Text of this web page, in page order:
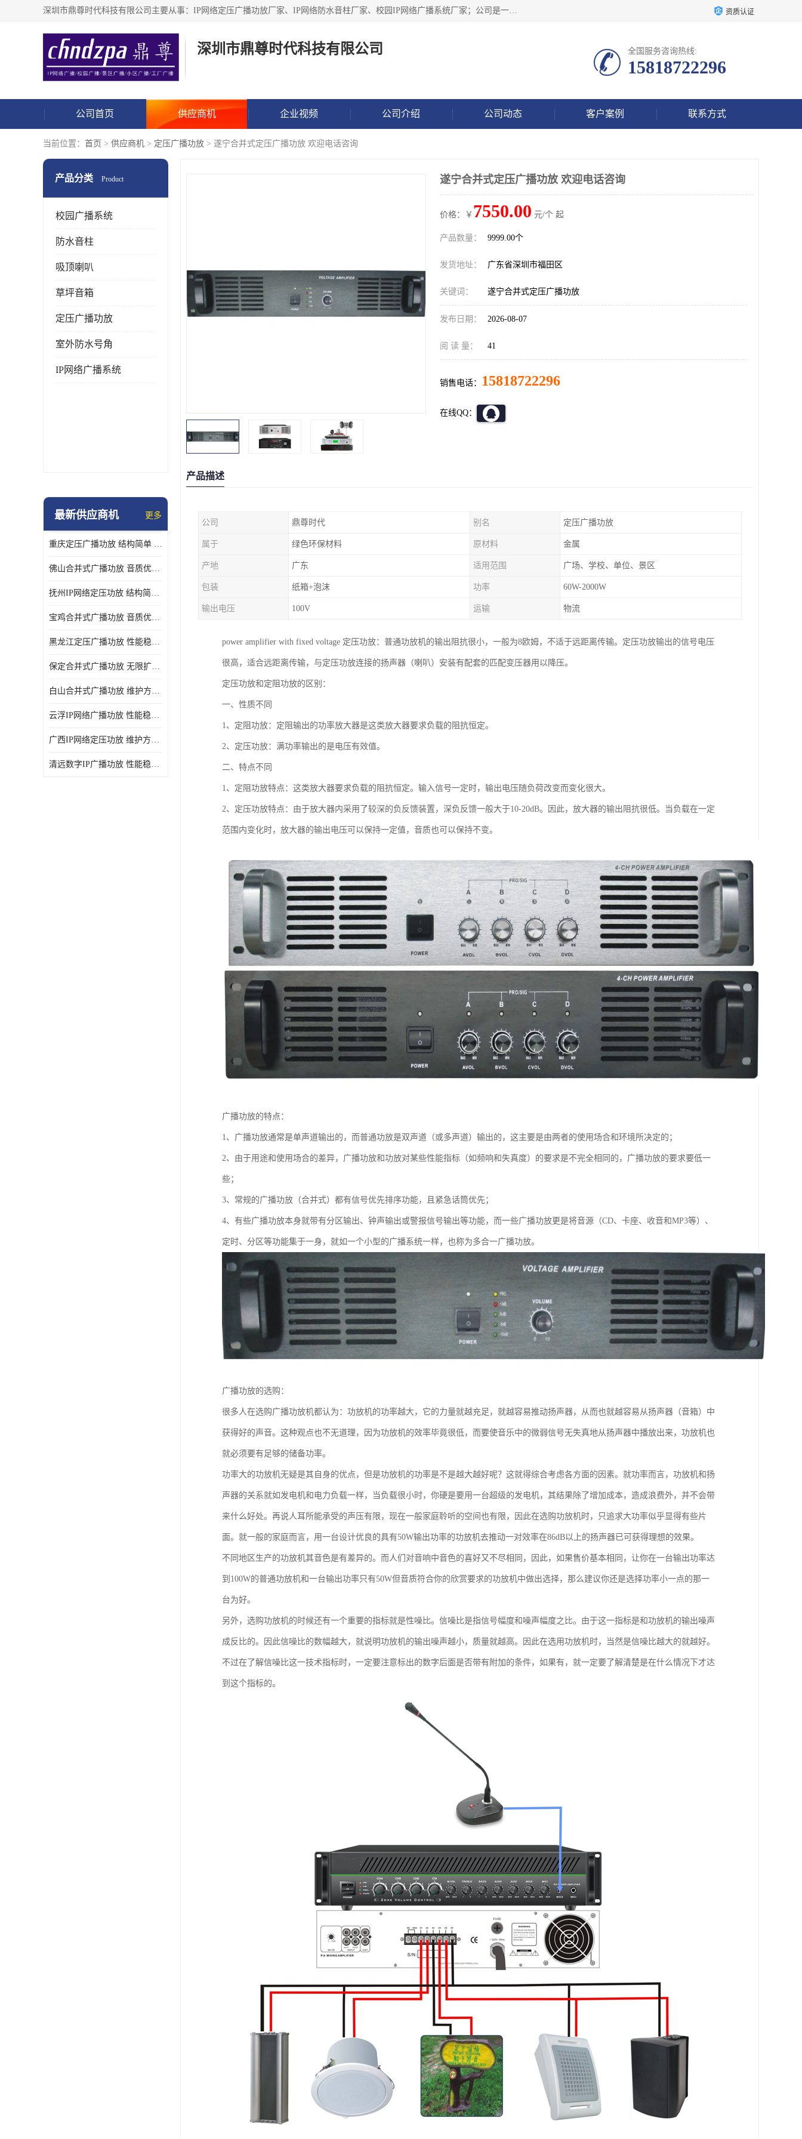
深圳市鼎尊时代科技有限公司主要从事：IP网络定压广播功放厂家、IP网络防水音柱厂家、校园IP网络广播系统厂家；公司是一家集研发、生产、销售公共广播器材于一体的现代电子科技企业。公司成立多年来，本着“自主研发技术、开拓稳定的产品”的宗旨，集多年的行业经验，引航广播行业的迅猛发展，使产品能够适应时代技术发展的需要。 资质认证
深圳市鼎尊时代科技有限公司 全国服务咨询热线:
15818722296
公司首页 供应商机 企业视频 公司介绍 公司动态 客户案例 联系方式
当前位置： 首页 > 供应商机 > 定压广播功放 > 遂宁合并式定压广播功放 欢迎电话咨询
产品分类 Product
校园广播系统
防水音柱
吸顶喇叭
草坪音箱
定压广播功放
室外防水号角
IP网络广播系统
最新供应商机 更多
重庆定压广播功放 结构简单 传输距离远
佛山合并式广播功放 音质优美清晰 输出电压大 电流小
抚州IP网络定压功放 结构简单 多应用于公共场合
宝鸡合并式广播功放 音质优美清晰 维护方便
黑龙江定压广播功放 性能稳定 无限扩容
保定合并式广播功放 无限扩容 设计结构简单
白山合并式广播功放 维护方便 多应用于公共场合
云浮IP网络广播功放 性能稳定 设计结构简单
广西IP网络定压功放 维护方便 多应用于公共场合
清远数字IP广播功放 性能稳定 传输距离远
遂宁合并式定压广播功放 欢迎电话咨询
价格：￥ 7550.00 元/个 起
产品数量： 9999.00个
发货地址： 广东省深圳市福田区
关键词： 遂宁合并式定压广播功放
发布日期： 2026-08-07
阅 读 量： 41
销售电话： 15818722296
在线QQ：
产品描述
公司 鼎尊时代 别名 定压广播功放
属于 绿色环保材料 原材料 金属
产地 广东 适用范围 广场、学校、单位、景区
包装 纸箱+泡沫 功率 60W-2000W
输出电压 100V 运输 物流
power amplifier with fixed voltage 定压功放：普通功放机的输出阻抗很小，一般为8欧姆，不适于远距离传输。定压功放输出的信号电压
很高，适合远距离传输，与定压功放连接的扬声器（喇叭）安装有配套的匹配变压器用以降压。
定压功放和定阻功放的区别：
一、性质不同
1、定阻功放：定阻输出的功率放大器是这类放大器要求负载的阻抗恒定。
2、定压功放：满功率输出的是电压有效值。
二、特点不同
1、定阻功放特点：这类放大器要求负载的阻抗恒定。输入信号一定时，输出电压随负荷改变而变化很大。
2、定压功放特点：由于放大器内采用了较深的负反馈装置，深负反馈一般大于10-20dB。因此，放大器的输出阻抗很低。当负载在一定
范围内变化时，放大器的输出电压可以保持一定值，音质也可以保持不变。
广播功放的特点：
1、广播功放通常是单声道输出的，而普通功放是双声道（或多声道）输出的，这主要是由两者的使用场合和环境所决定的；
2、由于用途和使用场合的差异，广播功放和功放对某些性能指标（如频响和失真度）的要求是不完全相同的，广播功放的要求要低一
些；
3、常规的广播功放（合并式）都有信号优先排序功能，且紧急话筒优先；
4、有些广播功放本身就带有分区输出、钟声输出或警报信号输出等功能，而一些广播功放更是将音源（CD、卡座、收音和MP3等）、
定时、分区等功能集于一身，就如一个小型的广播系统一样，也称为多合一广播功放。
广播功放的选购：
很多人在选购广播功放机都认为：功放机的功率越大，它的力量就越充足，就越容易推动扬声器，从而也就越容易从扬声器（音箱）中
获得好的声音。这种观点也不无道理，因为功放机的效率毕竟很低，而要使音乐中的微弱信号无失真地从扬声器中播放出来，功放机也
就必须要有足够的储备功率。
功率大的功放机无疑是其自身的优点，但是功放机的功率是不是越大越好呢？这就得综合考虑各方面的因素。就功率而言，功放机和扬
声器的关系就如发电机和电力负载一样，当负载很小时，你硬是要用一台超级的发电机，其结果除了增加成本，造成浪费外，并不会带
来什么好处。再说人耳所能承受的声压有限，现在一般家庭聆听的空间也有限，因此在选购功放机时，只追求大功率似乎显得有些片
面。就一般的家庭而言，用一台设计优良的具有50W输出功率的功放机去推动一对效率在86dB以上的扬声器已可获得理想的效果。
不同地区生产的功放机其音色是有差异的。而人们对音响中音色的喜好又不尽相同，因此，如果售价基本相同，让你在一台输出功率达
到100W的普通功放机和一台输出功率只有50W但音质符合你的欣赏要求的功放机中做出选择，那么建议你还是选择功率小一点的那一
台为好。
另外，选购功放机的时候还有一个重要的指标就是性噪比。信噪比是指信号幅度和噪声幅度之比。由于这一指标是和功放机的输出噪声
成反比的。因此信噪比的数幅越大，就说明功放机的输出噪声越小，质量就越高。因此在选用功放机时，当然是信噪比越大的就越好。
不过在了解信噪比这一技术指标时，一定要注意标出的数字后面是否带有附加的条件，如果有，就一定要了解清楚是在什么情况下才达
到这个指标的。